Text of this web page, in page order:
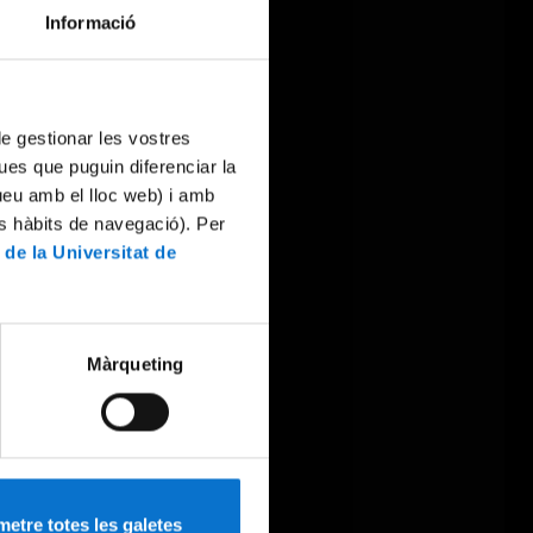
Informació
gestionar les vostres
que puguin diferenciar la
amb el lloc web) i amb
hàbits de navegació). Per
la Universitat de
Màrqueting
totes les galetes